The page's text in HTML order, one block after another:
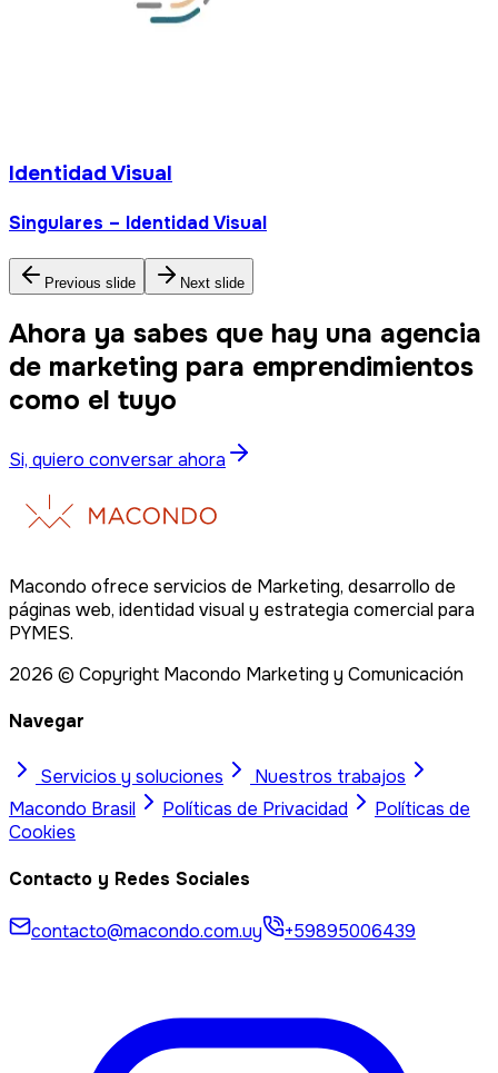
Visual
Previous slide Next slide
Ahora ya sabes que hay una agencia
de marketing para emprendimientos
como el tuyo
Si, quiero conversar ahora
Macondo ofrece servicios de Marketing, desarrollo de
páginas web, identidad visual y estrategia comercial para
PYMES.
2026 © Copyright Macondo Marketing y Comunicación
Navegar
Servicios y soluciones
Nuestros trabajos
Macondo Brasil Políticas de Privacidad
Políticas de
Cookies
Contacto y Redes Sociales
contacto@macondo.com.uy +59895006439